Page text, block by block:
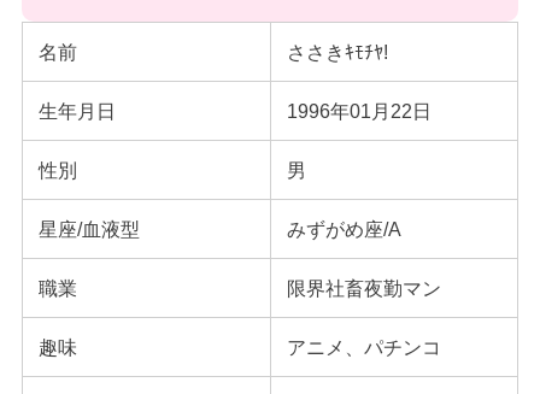
名前 ささきｷﾓﾁﾔ!
生年月日 1996年01月22日
性別 男
星座/血液型 みずがめ座/A
職業 限界社畜夜勤マン
趣味 アニメ、パチンコ